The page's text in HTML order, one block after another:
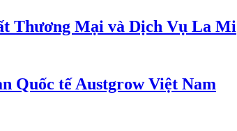
Thương Mại và Dịch Vụ La Mi
Quốc tế Austgrow Việt Nam